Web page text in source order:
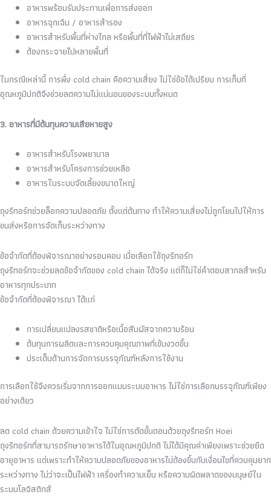
อาหารพร้อมรับประทานเพื่อการส่งออก
อาหารฉุกเฉิน / อาหารสำรอง
อาหารสำหรับพื้นที่ห่างไกล หรือพื้นที่ที่ไฟฟ้าไม่เสถียร
ต้องกระจายไปหลายพื้นที่
ในกรณีเหล่านี้ การพึ่ง cold chain คือความเสี่ยง ไม่ใช่ข้อได้เปรียบ การเก็บที่
อุณหภูมิปกติจึงช่วยลดความไม่แน่นอนของระบบทั้งหมด
3. อาหารที่มีต้นทุนความเสียหายสูง
อาหารสำหรับโรงพยาบาล
อาหารสำหรับโครงการช่วยเหลือ
อาหารในระบบจัดเลี้ยงขนาดใหญ่
ถุงรีทอร์ทช่วยล็อกความปลอดภัย ตั้งแต่ต้นทาง ทำให้ความเสี่ยงไม่ถูกโยนไปให้การ
ขนส่งหรือการจัดเก็บระหว่างทาง
ข้อจำกัดที่ต้องพิจารณาอย่างรอบคอบ เมื่อเลือกใช้ถุงรีทอร์ท
ถุงรีทอร์ทจะช่วยลดข้อจำกัดของ cold chain ได้จริง แต่ก็ไม่ใช่คำตอบสากลสำหรับ
อาหารทุกประเภท
ข้อจำกัดที่ต้องพิจารณา ได้แก่
การเปลี่ยนแปลงรสชาติหรือเนื้อสัมผัสจากความร้อน
ต้นทุนการผลิตและการควบคุมคุณภาพที่เข้มงวดขึ้น
ประเด็นด้านการจัดการบรรจุภัณฑ์หลังการใช้งาน
การเลือกใช้จึงควรเริ่มจากการออกแบบระบบอาหาร ไม่ใช่การเลือกบรรจุภัณฑ์เพียง
อย่างเดียว
ลด cold chain ด้วยความเข้าใจ ไม่ใช่การตัดขั้นตอนด้วยถุงรีทอร์ท Hoei
ถุงรีทอร์ทที่สามารถรักษาอาหารได้ในอุณหภูมิปกติ ไม่ได้มีคุณค่าเพียงเพราะช่วยยืด
อายุอาหาร แต่เพราะทำให้ความปลอดภัยของอาหารไม่ต้องขึ้นกับเงื่อนไขที่ควบคุมยาก
ระหว่างทาง ไม่ว่าจะเป็นไฟฟ้า เครื่องทำความเย็น หรือความผิดพลาดของมนุษย์ใน
ระบบโลจิสติกส์